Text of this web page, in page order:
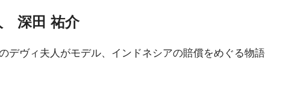
深田 祐介
デヴィ夫人がモデル、インドネシアの賠償をめぐる物語